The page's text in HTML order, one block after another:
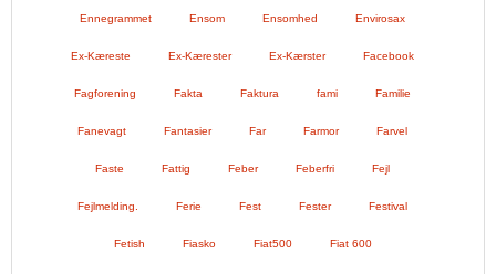
Ennegrammet Ensom Ensomhed Envirosax
Ex-Kæreste Ex-Kærester Ex-Kærster Facebook
Fagforening Fakta Faktura fami Familie
Fanevagt Fantasier Far Farmor Farvel
Faste Fattig Feber Feberfri Fejl
Fejlmelding. Ferie Fest Fester Festival
Fetish Fiasko Fiat500 Fiat 600